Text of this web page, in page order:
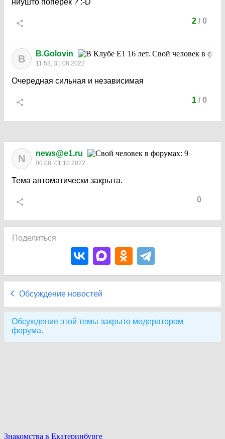
ниушто поперёк ? :-D
2/ 0
B B.Golovin
11:53, 31.08.2022
Очередная сильная и независимая
1/ 0
N news@e1.ru
00:08, 01.10.2022
Тема автоматически закрыта.
0
Поделиться
Обсуждение новостей
Обсуждение этой темы закрыто модератором
форума.
Знакомства в Екатеринбурге